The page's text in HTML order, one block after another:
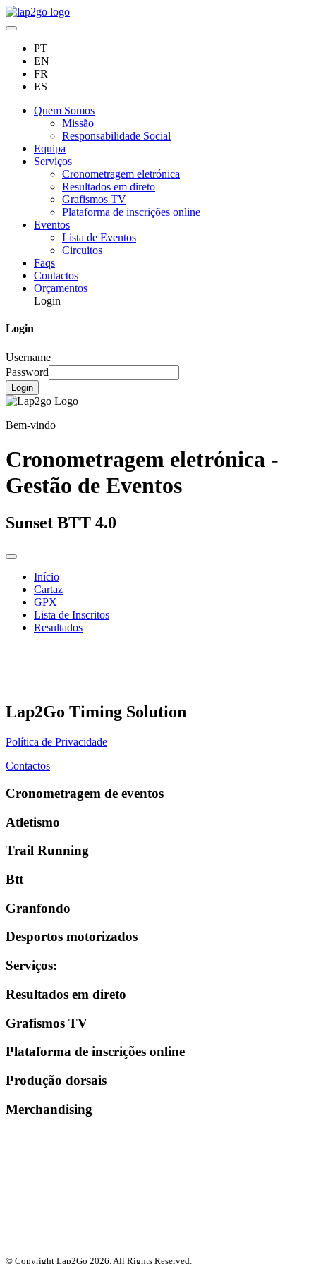
PT
EN
FR
ES
Quem Somos
Missão
Responsabilidade Social
Equipa
Serviços
Cronometragem eletrónica
Resultados em direto
Grafismos TV
Plataforma de inscrições online
Eventos
Lista de Eventos
Circuitos
Faqs
Contactos
Orçamentos
Login
Login
Username
Password
Login
Bem-vindo
Cronometragem eletrónica -
Gestão de Eventos
Sunset BTT 4.0
Início
Cartaz
GPX
Lista de Inscritos
Resultados
Lap2Go Timing Solution
Política de Privacidade
Contactos
Cronometragem de eventos
Atletismo
Trail Running
Btt
Granfondo
Desportos motorizados
Serviços:
Resultados em direto
Grafismos TV
Plataforma de inscrições online
Produção dorsais
Merchandising
© Copyright Lap2Go 2026. All Rights Reserved.